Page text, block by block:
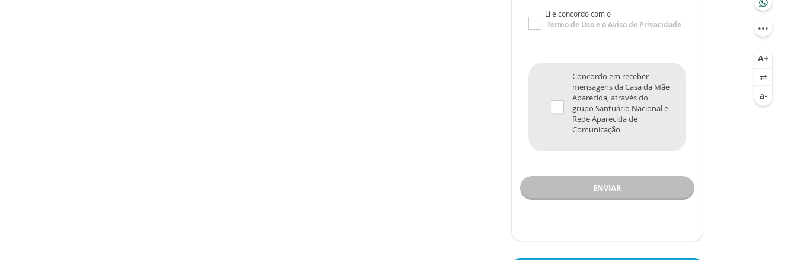
Li e concordo com o
Termo de Usoe oAviso de Privacidade
Concordo em receber
mensagens da Casa da Mãe
Aparecida, através do
grupo Santuário Nacional e
Rede Aparecida de
Comunicação
ENVIAR